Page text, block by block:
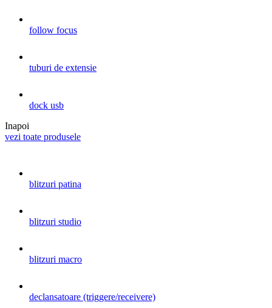
follow focus
tuburi de extensie
dock usb
Inapoi
vezi toate produsele
blitzuri patina
blitzuri studio
blitzuri macro
declansatoare (triggere/receivere)